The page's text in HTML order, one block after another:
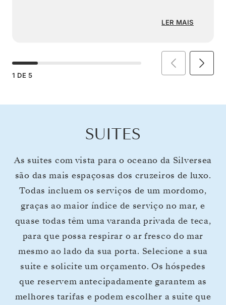
LER MAIS
1 DE 5
SUITES
As suites com vista para o oceano da Silversea
são das mais espaçosas dos cruzeiros de luxo.
Todas incluem os serviços de um mordomo,
graças ao maior índice de serviço no mar, e
quase todas têm uma varanda privada de teca,
para que possa respirar o ar fresco do mar
mesmo ao lado da sua porta. Selecione a sua
suite e solicite um orçamento. Os hóspedes
que reservem antecipadamente garantem as
melhores tarifas e podem escolher a suite que